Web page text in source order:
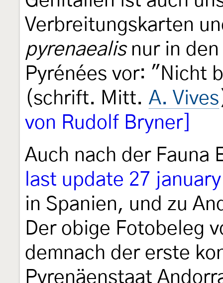
Verbreitungskarten
pyrenaealisnur in den
Pyrénées vor: "Nicht
(schrift. Mitt. A. Vives
von Rudolf Bryner]
Auch nach der Fauna
last update 27
in Spanien, und zu
Der obige Fotobeleg
demnach der erste
Pyrenäenstaat